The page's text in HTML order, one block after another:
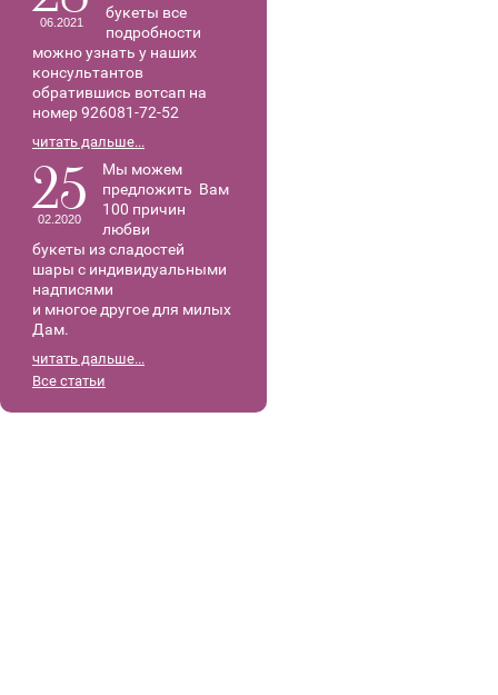
06.2021
букеты все
подробности
можно узнать у наших
консультантов
обратившись вотсап на
номер 926081-72-52
читать дальше...
25
02.2020
Мы можем
предложить Вам
100 причин
любви
букеты из сладостей
шары с индивидуальными
надписями
и многое другое для милых
Дам.
читать дальше...
Все статьи